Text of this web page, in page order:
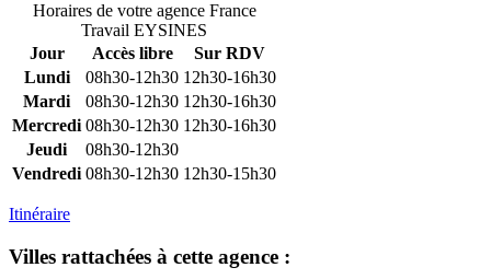
Horaires de votre agence France
Travail EYSINES
Jour
Accès libre
Sur RDV
Lundi
08h30-12h30 12h30-16h30
Mardi
08h30-12h30 12h30-16h30
Mercredi 08h30-12h30 12h30-16h30
Jeudi
08h30-12h30
Vendredi 08h30-12h30 12h30-15h30
Itinéraire
Villes rattachées à cette agence :